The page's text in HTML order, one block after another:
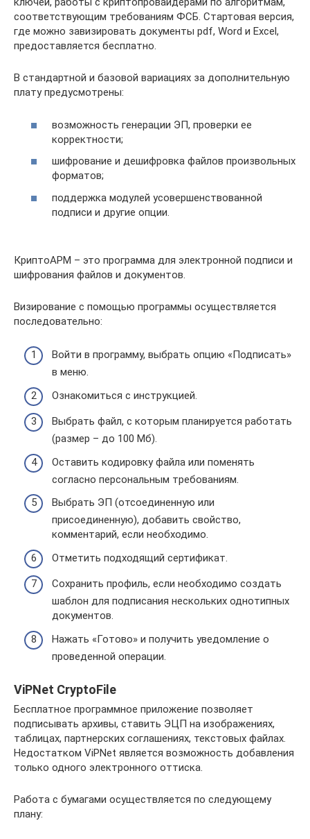
соответствующим требованиям ФСБ. Стартовая версия,
где можно завизировать документы pdf, Word и Excel,
предоставляется бесплатно.
В стандартной и базовой вариациях за дополнительную
плату предусмотрены:
возможность генерации ЭП, проверки ее
корректности;
шифрование и дешифровка файлов произвольных
форматов;
поддержка модулей усовершенствованной
подписи и другие опции.
КриптоАРМ – это программа для электронной подписи и
шифрования файлов и документов.
Визирование с помощью программы осуществляется
последовательно:
Войти в программу, выбрать опцию «Подписать»
в меню.
Ознакомиться с инструкцией.
Выбрать файл, с которым планируется работать
(размер – до 100 Мб).
Оставить кодировку файла или поменять
согласно персональным требованиям.
Выбрать ЭП (отсоединенную или
присоединенную), добавить свойство,
комментарий, если необходимо.
Отметить подходящий сертификат.
Сохранить профиль, если необходимо создать
шаблон для подписания нескольких однотипных
документов.
Нажать «Готово» и получить уведомление о
проведенной операции.
ViPNet CryptoFile
Бесплатное программное приложение позволяет
подписывать архивы, ставить ЭЦП на изображениях,
таблицах, партнерских соглашениях, текстовых файлах.
Недостатком ViPNet является возможность добавления
только одного электронного оттиска.
Работа с бумагами осуществляется по cледующему
плану: